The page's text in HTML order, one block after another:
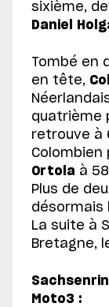
sixième,
Daniel
Tombé en
en tête,
quatrième
retrouve à
Ortola à
Plus de
désormais
La suite à
Bretagne,
Moto3 :